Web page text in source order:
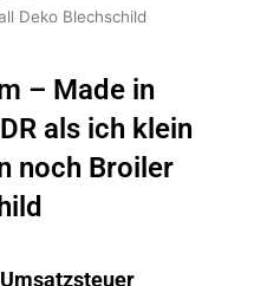
Deko Blechschild
– Made in
als ich klein
noch Broiler